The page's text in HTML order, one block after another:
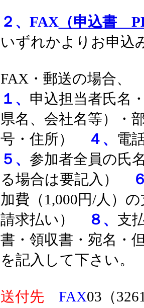
２、FAX （申込書
いずれかよりお申込
FAX・郵送の場合、
１、 申込担当者氏名
県名、会社名等）
号・住所）
４、
電
５、 参加者全員の氏
る場合は要記入）
加費（1,000円/人）
請求払い）
８、 支
書・領収書・宛名・
を記入して下さい。
送付先 FAX03（